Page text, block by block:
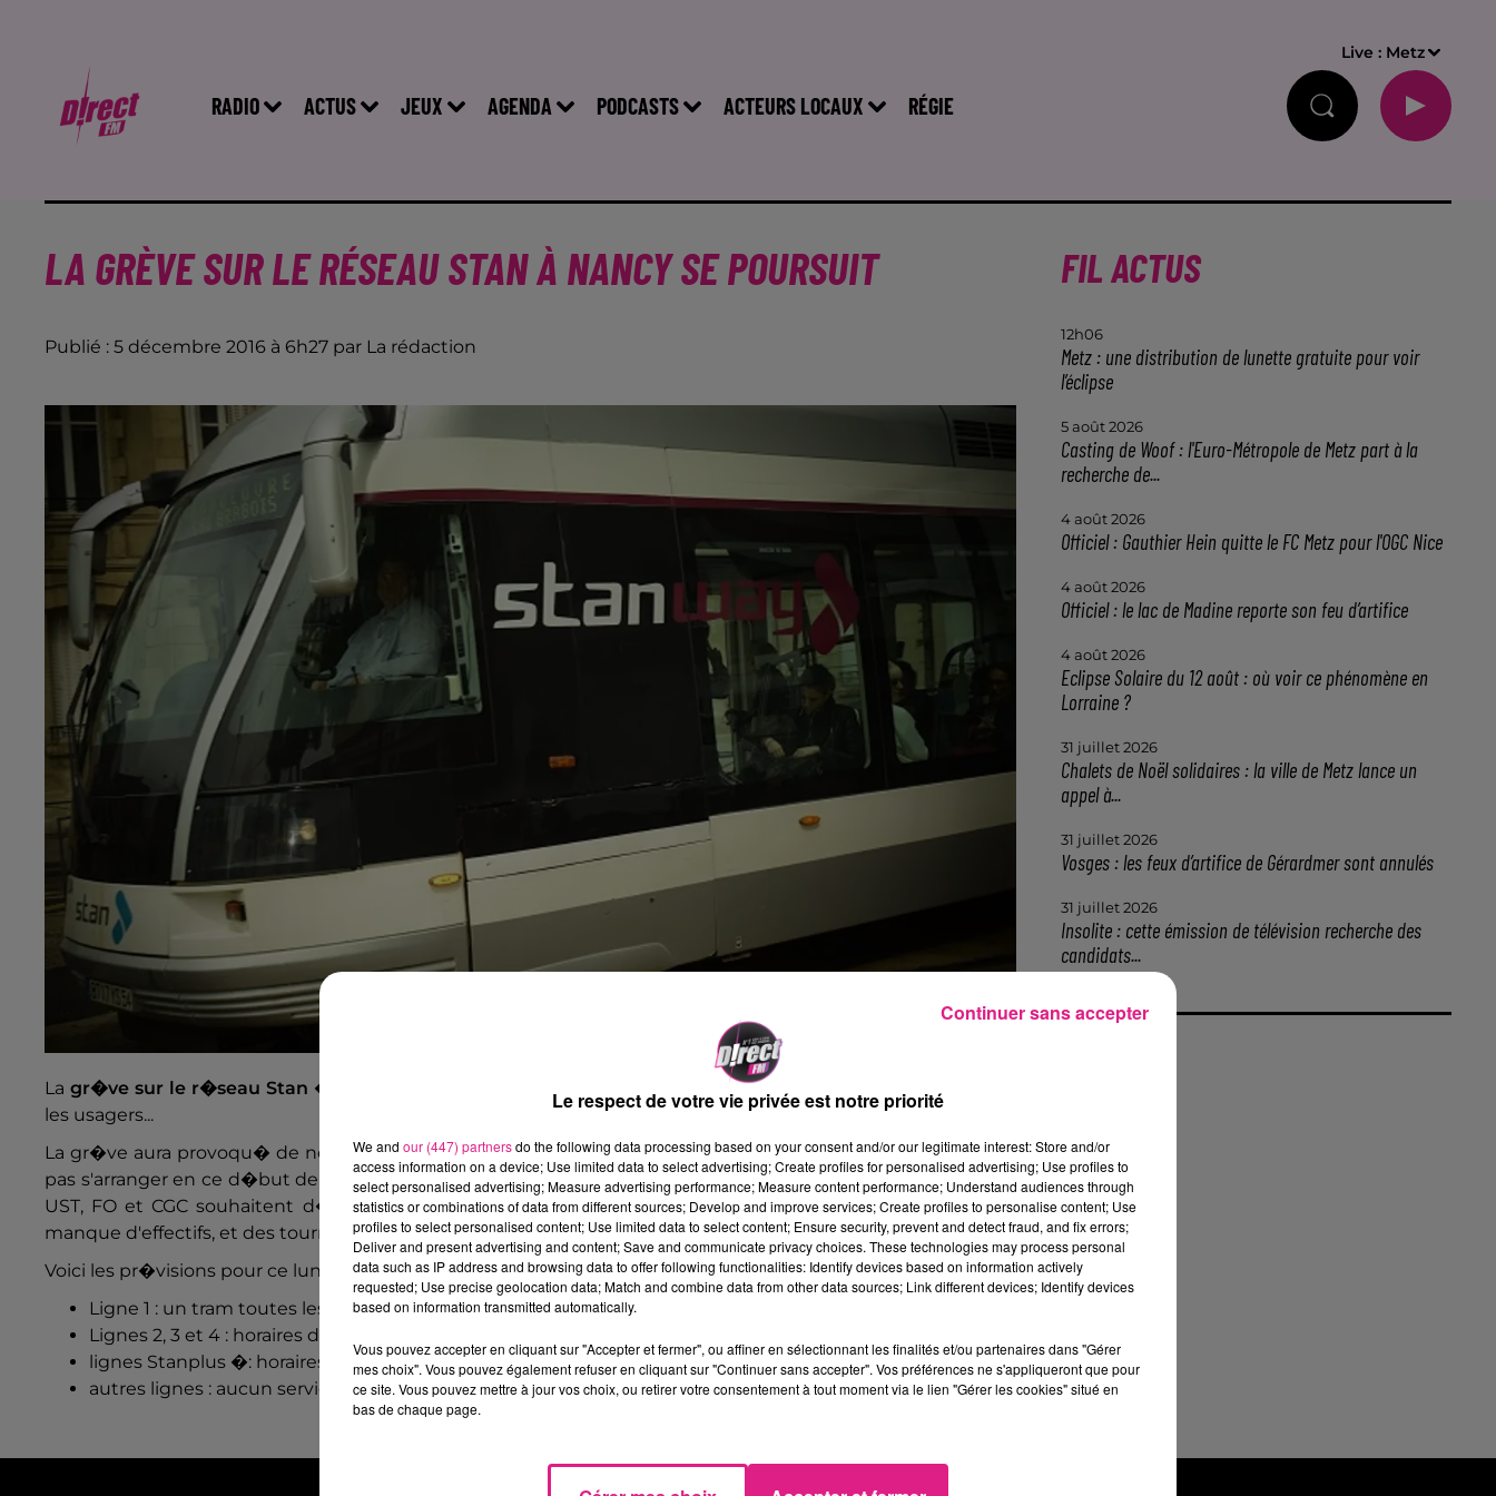
RADIO ACTUS JEUX AGENDA PODCASTS ACTEURS LOCAUX RÉGIE
Live : Metz
LA GRÈVE SUR LE RÉSEAU STAN À NANCY SE POURSUIT
Publié : 5 décembre 2016 à 6h27 par La rédaction
La gr�ve sur le r�seau Stan � Nancy se poursuit ce lundi 5 et mardi 6 d�cembre. Gal�re � pr�voir pour
les usagers...
La gr�ve aura provoqu� de nombreuses perturbations ce weekend, lors de la Saint Nicolas. Cela ne devrait
pas s'arranger en ce d�but de semaine, surtout pour ceux qui vont travailler ! Pour rappel, les syndicats CGT,
UST, FO et CGC souhaitent d�noncer une � d�gradation des conditions de travail �. Ils soulignent un
manque d'effectifs, et des tourn�es plus longues.
Voici les pr�visions pour ce lundi 5 et ce mardi 6 d�cembre :
Ligne 1 : un tram toutes les 20 minutes de 6h � 20h (consultez les horaires
Lignes 2, 3 et 4 : horaires du dimanche avec des derniers d�parts avant 19h15 �(
lignes Stanplus �: horaires habituels
autres lignes : aucun service
FIL ACTUS
12h06
Metz : une distribution de lunette gratuite pour voir
l’éclipse
5 août 2026
Casting de Woof : l'Euro-Métropole de Metz part à la
recherche de...
4 août 2026
Officiel : Gauthier Hein quitte le FC Metz pour l'OGC Nice
4 août 2026
Officiel : le lac de Madine reporte son feu d’artifice
4 août 2026
Eclipse Solaire du 12 août : où voir ce phénomène en
Lorraine ?
31 juillet 2026
Chalets de Noël solidaires : la ville de Metz lance un
appel à...
31 juillet 2026
Vosges : les feux d’artifice de Gérardmer sont annulés
31 juillet 2026
Insolite : cette émission de télévision recherche des
candidats...
Le respect de votre vie privée est notre priorité
We and our (447) partnersdo the following data processing based on your consent and/or our legitimate interest: Store and/or
access information on a device; Use limited data to select advertising; Create profiles for personalised advertising; Use profiles to
select personalised advertising; Measure advertising performance; Measure content performance; Understand audiences through
statistics or combinations of data from different sources; Develop and improve services; Create profiles to personalise content; Use
profiles to select personalised content; Use limited data to select content; Ensure security, prevent and detect fraud, and fix errors;
Deliver and present advertising and content; Save and communicate privacy choices. These technologies may process personal
data such as IP address and browsing data to offer following functionalities: Identify devices based on information actively
requested; Use precise geolocation data; Match and combine data from other data sources; Link different devices; Identify devices
based on information transmitted automatically.
Vous pouvez accepter en cliquant sur "Accepter et fermer", ou affiner en sélectionnant les finalités et/ou partenaires dans "Gérer
mes choix". Vous pouvez également refuser en cliquant sur "Continuer sans accepter". Vos préférences ne s'appliqueront que pour
ce site. Vous pouvez mettre à jour vos choix, ou retirer votre consentement à tout moment via le lien "Gérer les cookies" situé en
bas de chaque page.
Continuer sans accepter